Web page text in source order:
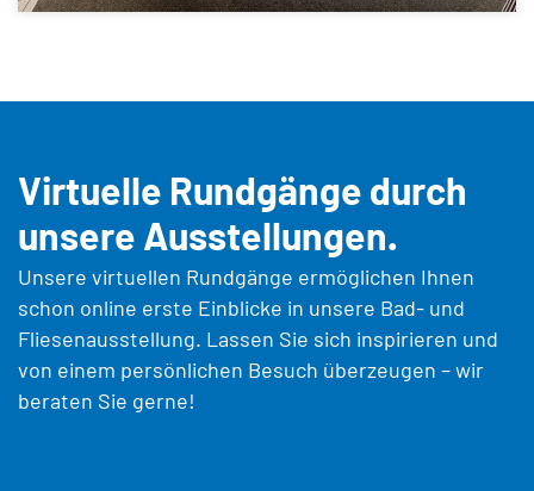
Virtuelle Rundgänge durch
unsere Ausstellungen.
Unsere virtuellen Rundgänge ermöglichen Ihnen
schon online erste Einblicke in unsere Bad- und
Fliesenausstellung. Lassen Sie sich inspirieren und
von einem persönlichen Besuch überzeugen – wir
beraten Sie gerne!